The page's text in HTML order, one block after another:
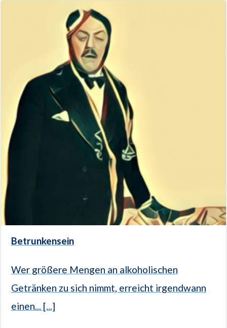
Betrunkensein
Wer größere Mengen an alkoholischen
Getränken zu sich nimmt, erreicht irgendwann
einen... [...]